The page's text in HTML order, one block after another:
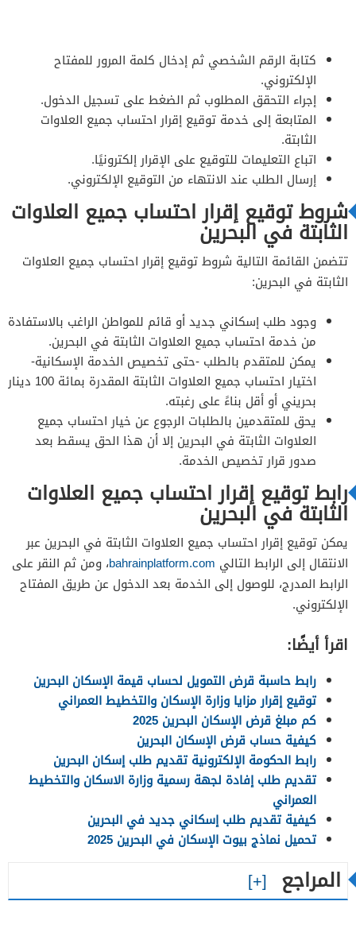
كتابة الرقم الشخصي ثم إدخال كلمة المرور للمفتاح
الإلكتروني.
إجراء التحقق المطلوب ثم الضغط على تسجيل الدخول.
المتابعة إلى خدمة توقيع إقرار احتساب جميع العلاوات
الثابتة.
اتباع التعليمات للتوقيع على الإقرار إلكترونيًا.
إرسال الطلب عند الانتهاء من التوقيع الإلكتروني.
شروط توقيع إقرار احتساب جميع العلاوات
الثابتة في البحرين
تتضمن القائمة التالية شروط توقيع إقرار احتساب جميع العلاوات
الثابتة في البحرين:
وجود طلب إسكاني جديد أو قائم للمواطن الراغب بالاستفادة
من خدمة احتساب جميع العلاوات الثابتة في البحرين.
يمكن للمتقدم بالطلب -حتى تخصيص الخدمة الإسكانية-
اختيار احتساب جميع العلاوات الثابتة المقدرة بمائة 100 دينار
بحريني أو أقل بناءً على رغبته.
يحق للمتقدمين بالطلبات الرجوع عن خيار احتساب جميع
العلاوات الثابتة في البحرين إلا أن هذا الحق يسقط بعد
صدور قرار تخصيص الخدمة.
رابط توقيع إقرار احتساب جميع العلاوات
الثابتة في البحرين
يمكن توقيع إقرار احتساب جميع العلاوات الثابتة في البحرين عبر
الانتقال إلى الرابط التالي bahrainplatform.com، ومن ثم النقر على
الرابط المدرج، للوصول إلى الخدمة بعد الدخول عن طريق المفتاح
الإلكتروني.
اقرأ أيضًا:
رابط حاسبة قرض التمويل لحساب قيمة الإسكان البحرين
توقيع إقرار مزايا وزارة الإسكان والتخطيط العمراني
كم مبلغ قرض الإسكان البحرين 2025
كيفية حساب قرض الإسكان البحرين
رابط الحكومة الإلكترونية تقديم طلب إسكان البحرين
تقديم طلب إفادة لجهة رسمية وزارة الاسكان والتخطيط
العمراني
كيفية تقديم طلب إسكاني جديد في البحرين
تحميل نماذج بيوت الإسكان في البحرين 2025
المراجع